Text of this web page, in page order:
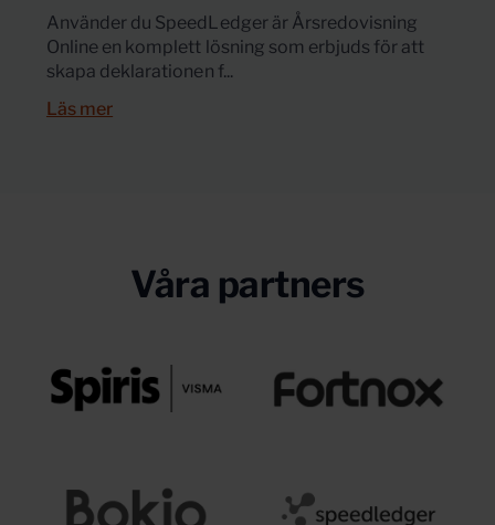
Använder du SpeedLedger är Årsredovisning
Online en komplett lösning som erbjuds för att
skapa deklarationen f...
Läs mer
Våra partners